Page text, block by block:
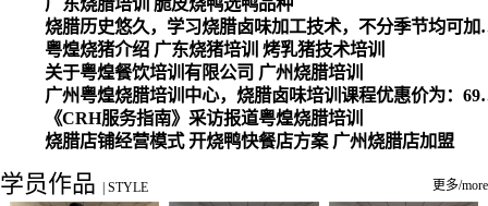
烧腊历史悠久，学习
粤煌烧猪介绍 广东烧猪培训 烤乳猪技术培训
关于粤煌餐饮培训有限公司 广州烧腊培训
广州粤煌烧腊培训中心，烧腊卤味培训课程优惠价为：6980元
《CRH服务指南》采访报道粤煌烧腊培训
烧腊店铺经营模式 开烧鸭快餐店方案 广州烧腊店加盟
学员作品 STYLE 更多/more